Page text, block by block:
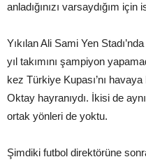
anladığınızı varsaydığım
Yıkılan Ali Sami Yen
yıl takımını şampiyon
kez Türkiye Kupası’nı
Oktay hayranıydı. İkisi de
ortak yönleri de yoktu.
Şimdiki futbol direktörüne